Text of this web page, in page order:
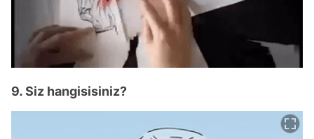
9. Siz hangisisiniz?